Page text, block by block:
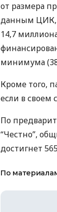
от размера
данным ЦИК
14,7
минимума
Кроме того,
если в своем
По
“Честно”,
достигнет
По